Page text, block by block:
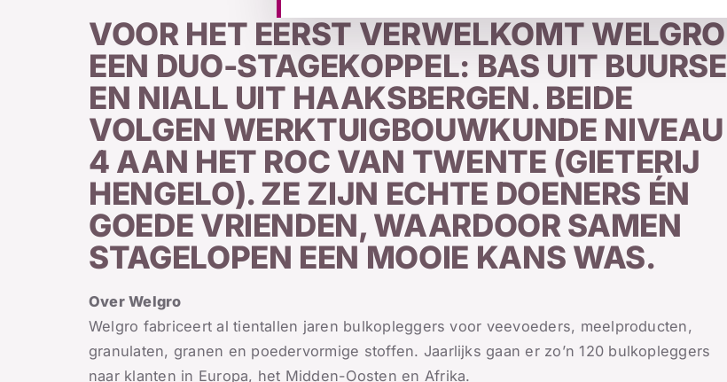
VOOR HET EERST VERWELKOMT WELGRO
EEN DUO-STAGEKOPPEL: BAS UIT BUURSE
EN NIALL UIT HAAKSBERGEN. BEIDE
VOLGEN WERKTUIGBOUWKUNDE NIVEAU
4 AAN HET ROC VAN TWENTE (GIETERIJ
HENGELO). ZE ZIJN ECHTE DOENERS ÉN
GOEDE VRIENDEN, WAARDOOR SAMEN
STAGELOPEN EEN MOOIE KANS WAS.
Over Welgro
Welgro fabriceert al tientallen jaren bulkopleggers voor veevoeders, meelproducten,
granulaten, granen en poedervormige stoffen. Jaarlijks gaan er zo’n 120 bulkopleggers
naar klanten in Europa, het Midden-Oosten en Afrika.